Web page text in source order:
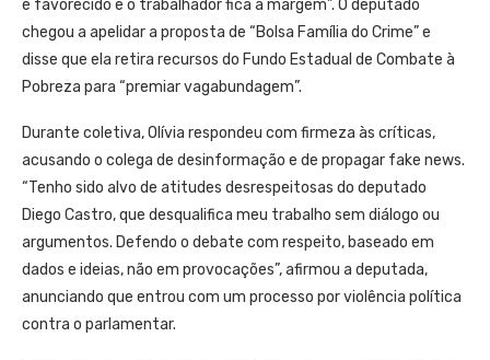
é favorecido e o trabalhador fica à margem”. O deputado
chegou a apelidar a proposta de “Bolsa Família do Crime” e
disse que ela retira recursos do Fundo Estadual de Combate à
Pobreza para “premiar vagabundagem”.
Durante coletiva, Olívia respondeu com firmeza às críticas,
acusando o colega de desinformação e de propagar fake news.
“Tenho sido alvo de atitudes desrespeitosas do deputado
Diego Castro, que desqualifica meu trabalho sem diálogo ou
argumentos. Defendo o debate com respeito, baseado em
dados e ideias, não em provocações”, afirmou a deputada,
anunciando que entrou com um processo por violência política
contra o parlamentar.